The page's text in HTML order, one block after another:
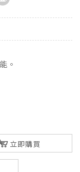
。
立即購買